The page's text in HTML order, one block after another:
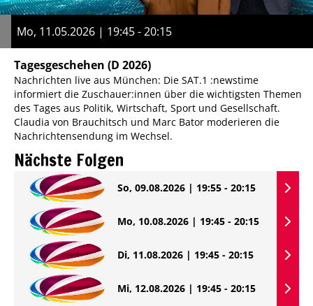
Mo, 11.05.2026 | 19:45 - 20:15
Tagesgeschehen (D 2026)
Nachrichten live aus München: Die SAT.1 :newstime
informiert die Zuschauer:innen über die wichtigsten Themen
des Tages aus Politik, Wirtschaft, Sport und Gesellschaft.
Claudia von Brauchitsch und Marc Bator moderieren die
Nachrichtensendung im Wechsel.
Nächste Folgen
So, 09.08.2026 | 19:55 - 20:15
Mo, 10.08.2026 | 19:45 - 20:15
Di, 11.08.2026 | 19:45 - 20:15
Mi, 12.08.2026 | 19:45 - 20:15